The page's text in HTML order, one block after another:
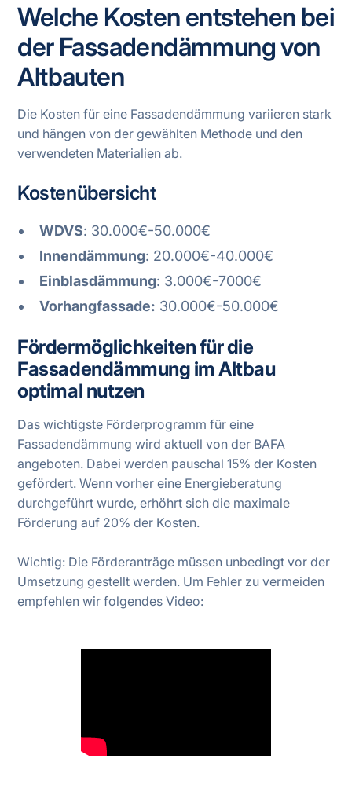
Welche Kosten entstehen bei
der Fassadendämmung von
Altbauten
Die Kosten für eine Fassadendämmung variieren stark
und hängen von der gewählten Methode und den
verwendeten Materialien ab.
Kostenübersicht
WDVS: 30.000€-50.000€
Innendämmung: 20.000€-40.000€
Einblasdämmung: 3.000€-7000€
Vorhangfassade: 30.000€-50.000€
Fördermöglichkeiten für die
Fassadendämmung im Altbau
optimal nutzen
Das wichtigste Förderprogramm für eine
Fassadendämmung wird aktuell von der BAFA
angeboten. Dabei werden pauschal 15% der Kosten
gefördert. Wenn vorher eine Energieberatung
durchgeführt wurde, erhöhrt sich die maximale
Förderung auf 20% der Kosten.
Wichtig: Die Förderanträge müssen unbedingt vor der
Umsetzung gestellt werden. Um Fehler zu vermeiden
empfehlen wir folgendes Video: